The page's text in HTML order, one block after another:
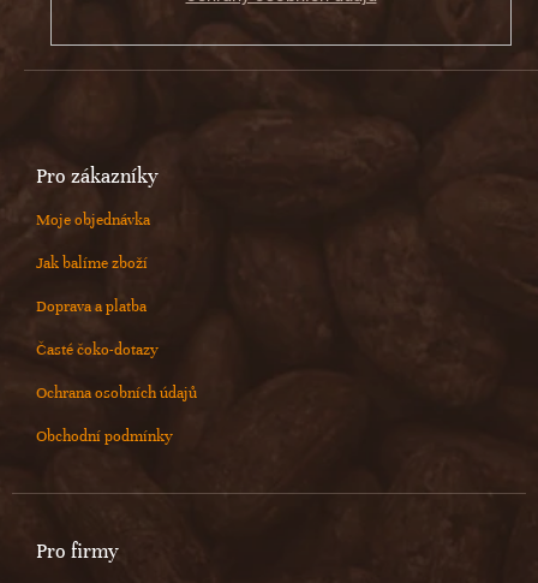
Pro zákazníky
Moje objednávka
Jak balíme zboží
Doprava a platba
Časté čoko-dotazy
Ochrana osobních údajů
Obchodní podmínky
Pro firmy